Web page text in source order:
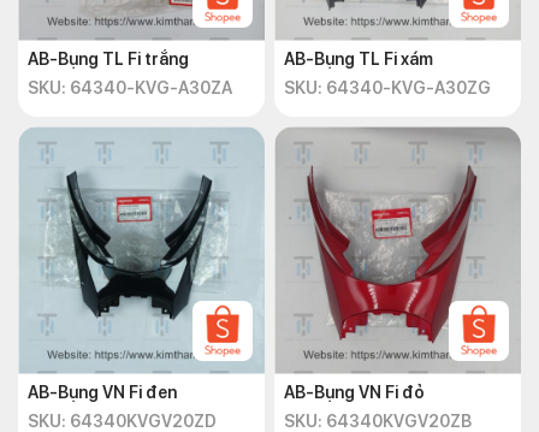
AB-Bụng TL Fi trắng
SKU: 64340-KVG-A30ZA
AB-Bụng TL Fi xám
SKU: 64340-KVG-A30ZG
AB-Bụng VN Fi đen
SKU: 64340KVGV20ZD
AB-Bụng VN Fi đỏ
SKU: 64340KVGV20ZB